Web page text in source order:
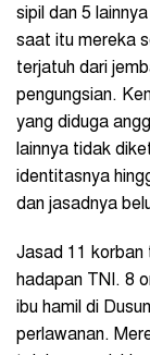
sipil dan 5
saat itu mereka
terjatuh dari
pengungsian.
yang diduga
lainnya tidak
identitasnya
dan jasadnya
Jasad 11 korban
hadapan TNI. 8
ibu hamil di
perlawanan.